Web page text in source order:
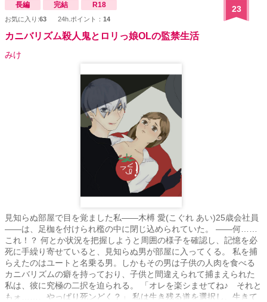
長編 完結 R18
お気に入り:63 24h.ポイント： 14
23
カニバリズム殺人鬼とロリっ娘OLの監禁生活
みけ
見知らぬ部屋で目を覚ました私――木榑 愛(こぐれ あい)25歳会社員
――は、足枷を付けられ檻の中に閉じ込められていた。 ――何……
これ！？ 何とか状況を把握しようと周囲の様子を確認し、記憶を必
死に手繰り寄せていると、見知らぬ男が部屋に入ってくる。 私を捕
らえたのはユートと名乗る男。しかもその男は子供の人肉を食べる
カニバリズムの癖を持っており、子供と間違えられて捕まえられた
私は、彼に究極の二択を迫られる。 「オレを楽シませてね♪ それと
もォ……、やっぱり死ンどく？」 私は生き残る道を選択し、生きて